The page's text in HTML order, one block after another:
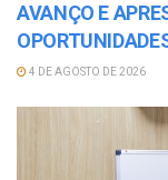
AVANÇO E
4 DE AGOSTO DE 2026